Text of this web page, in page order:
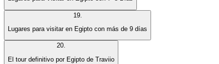
19.
Lugares para visitar en Egipto con más de 9 días
20.
El tour definitivo por Egipto de Traviio